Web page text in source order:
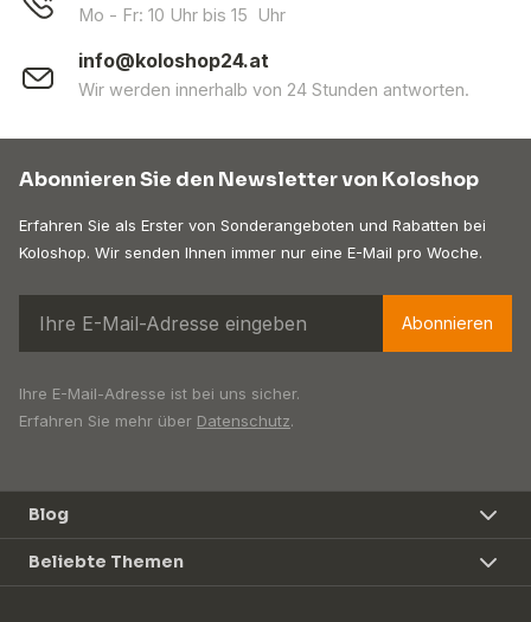
Mo - Fr: 10 Uhr bis 15 Uhr
info@koloshop24.at
Wir werden innerhalb von 24 Stunden antworten.
Abonnieren Sie den Newsletter von Koloshop
Erfahren Sie als Erster von Sonderangeboten und Rabatten bei
Koloshop. Wir senden Ihnen immer nur eine E-Mail pro Woche.
Abonnieren
Ihre E-Mail-Adresse ist bei uns sicher.
Erfahren Sie mehr über Datenschutz.
Blog
Beliebte Themen